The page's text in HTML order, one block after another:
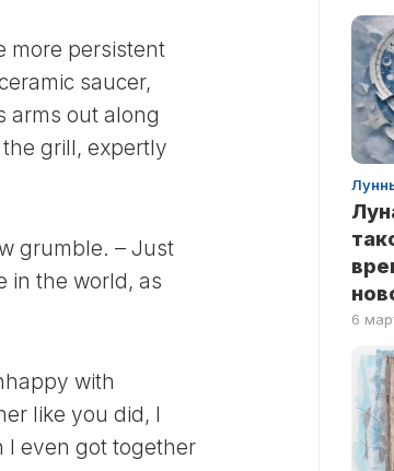
ФИЛЬМАМ
more persistent
saucer,
arms out along
grill, expertly
grumble. – Just
in the world, as
with
like you did, I
I even got together
6